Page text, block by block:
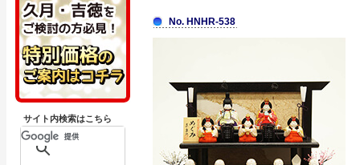
サイト内検索はこちら
No. HNHR-538